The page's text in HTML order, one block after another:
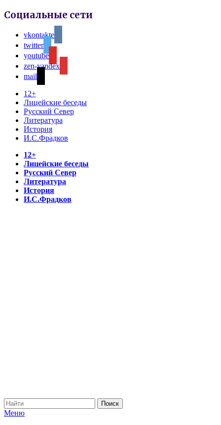
Социальные сети
vkontakte
twitter
youtube
zen-yandex
mail
12+
Лицейские беседы
Русский Север
Литература
История
И.С.Фрадков
12+
Лицейские беседы
Русский Север
Литература
История
И.С.Фрадков
Меню